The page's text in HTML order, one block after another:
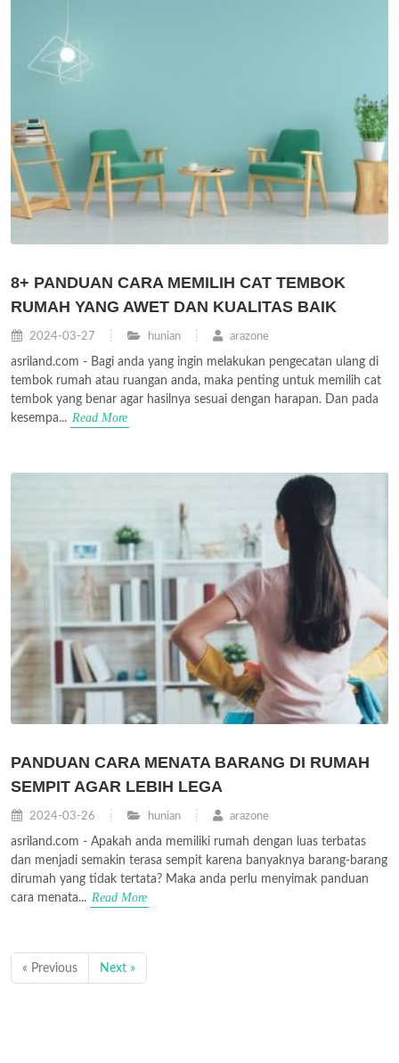
8+ PANDUAN CARA MEMILIH CAT TEMBOK
RUMAH YANG AWET DAN KUALITAS BAIK
2024-03-27 hunian arazone
asriland.com - Bagi anda yang ingin melakukan pengecatan ulang di
tembok rumah atau ruangan anda, maka penting untuk memilih cat
tembok yang benar agar hasilnya sesuai dengan harapan. Dan pada
kesempa... Read More
PANDUAN CARA MENATA BARANG DI RUMAH
SEMPIT AGAR LEBIH LEGA
2024-03-26 hunian arazone
asriland.com - Apakah anda memiliki rumah dengan luas terbatas
dan menjadi semakin terasa sempit karena banyaknya barang-barang
dirumah yang tidak tertata? Maka anda perlu menyimak panduan
cara menata... Read More
« Previous Next »